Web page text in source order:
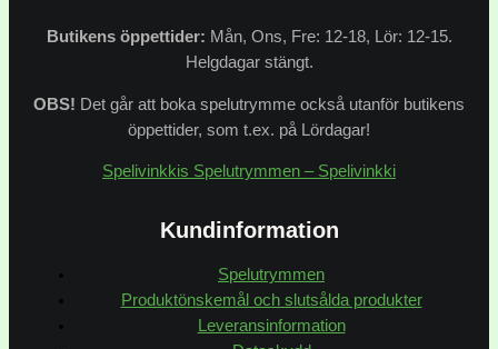
Butikens öppettider: Mån, Ons, Fre: 12-18, Lör: 12-15.
Helgdagar stängt.
OBS! Det går att boka spelutrymme också utanför butikens
öppettider, som t.ex. på Lördagar!
Spelivinkkis Spelutrymmen – Spelivinkki
Kundinformation
Spelutrymmen
Produktönskemål och slutsålda produkter
Leveransinformation